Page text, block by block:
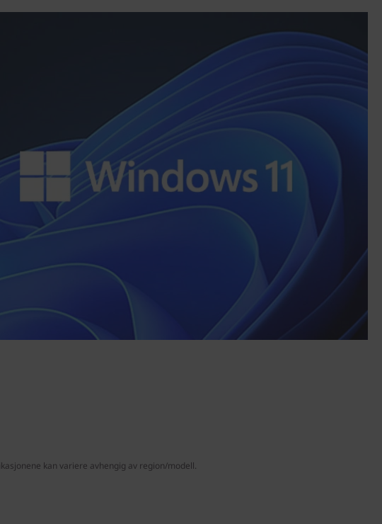
kan variere avhengig av region/modell.